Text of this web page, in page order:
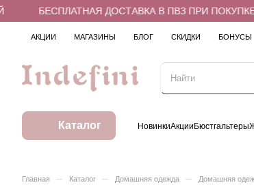
БЕСПЛАТНАЯ ДОСТАВКА В ПВЗ ПРИ ПОКУПКЕ
АКЦИИ МАГАЗИНЫ БЛОГ СКИДКИ БОНУСЫ
Каталог НовинкиАкцииБюстгальтеры
Главная – Каталог – Домашняя одежда – Домашняя